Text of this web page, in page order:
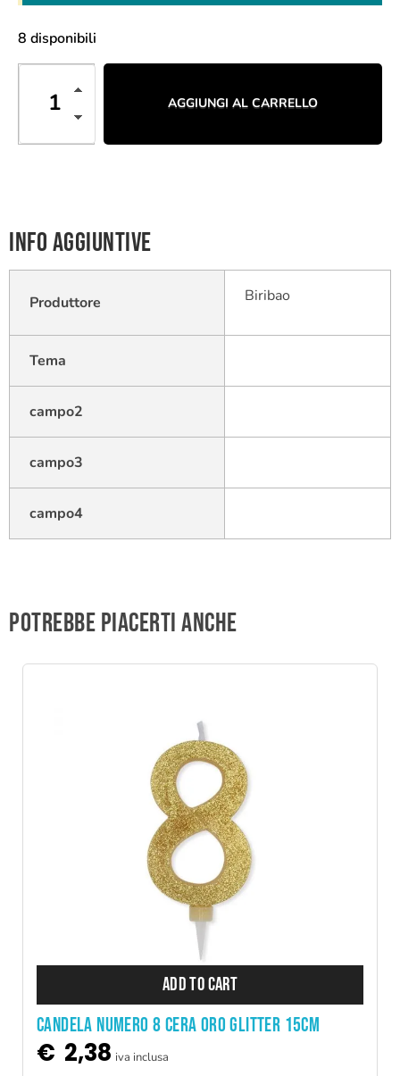
8 disponibili
AGGIUNGI AL CARRELLO
Info aggiuntive
Produttore Biribao
Tema
campo2
campo3
campo4
Potrebbe piacerti anche
ADD TO CART
CANDELA NUMERO 8 CERA ORO GLITTER 15CM
€ 2,38 iva inclusa